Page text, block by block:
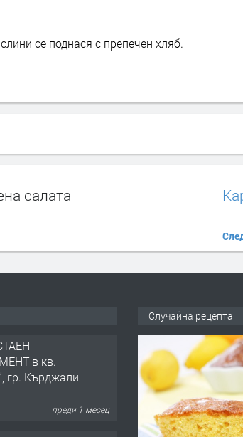
се поднася с препечен хляб.
салата
в кв.
гр. Кърджали
преди 1 месец
Случайна рецепта